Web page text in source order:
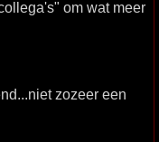
om wat meer
zozeer een